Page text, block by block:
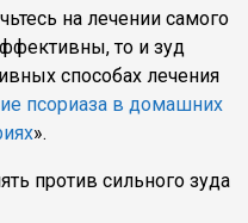
на лечении самого
то и зуд
способах лечения
псориаза в домашних
».
против сильного зуда